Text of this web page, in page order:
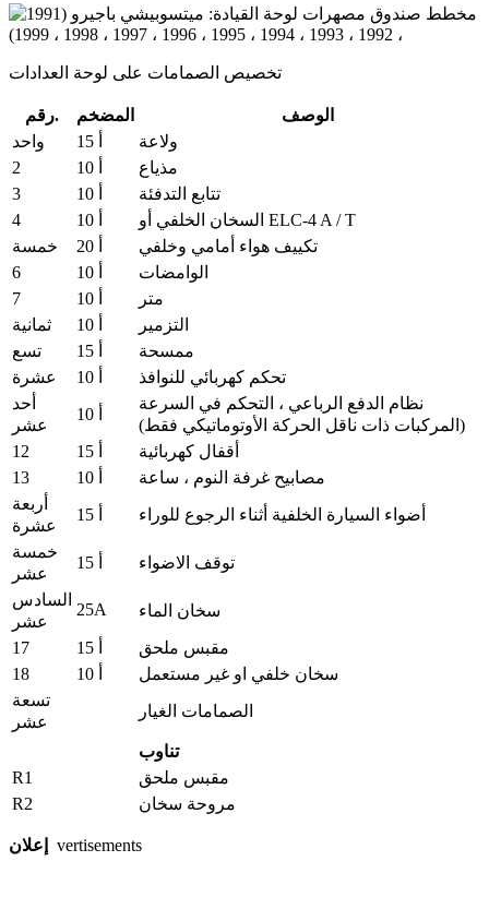
تخصيص الصمامات على لوحة العدادات
رقم. المضخم
الوصف
واحد
ولاعة
2
مذياع
3
تتابع التدفئة
4
السخان الخلفي أو ELC-4 A / T
خمسة
تكييف هواء أمامي وخلفي
6
الوامضات
7
متر
ثمانية
التزمير
تسع
ممسحة
عشرة
تحكم كهربائي للنوافذ
أحد
عشر
نظام الدفع الرباعي ، التحكم في السرعة
(المركبات ذات ناقل الحركة الأوتوماتيكي فقط)
12
أقفال كهربائية
13
مصابيح غرفة النوم ، ساعة
أربعة
عشرة
أضواء السيارة الخلفية أثناء الرجوع للوراء
خمسة
عشر
توقف الاضواء
السادس
عشر
25A
سخان الماء
17
مقبس ملحق
18
سخان خلفي او غير مستعمل
تسعة
عشر
الصمامات الغيار
تناوب
R1
مقبس ملحق
R2
مروحة سخان
إعلان vertisements